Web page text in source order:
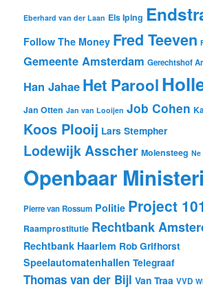
Eberhard van der Laan Els Iping
Follow The Money Fred Teeven
Gemeente Amsterdam Gerechtshof
Han Jahae Het Parool
Jan Otten Jan van Looijen Job Cohen
Koos Plooij Lars Stempher
Lodewijk Asscher Molensteeg
Openbaar
Pierre van Rossum Politie Project
Raamprostitutie Rechtbank
Rechtbank Haarlem Rob Grifhorst
Speelautomatenhallen Telegraaf
Thomas van der Bijl Van Traa VVD